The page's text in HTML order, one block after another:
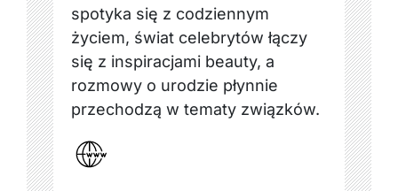
spotyka się z codziennym
życiem, świat celebrytów łączy
się z inspiracjami beauty, a
rozmowy o urodzie płynnie
przechodzą w tematy związków.